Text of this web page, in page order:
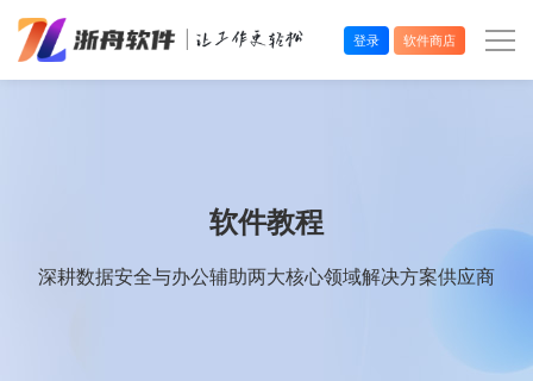
登录 软件商店
软件教程
深耕数据安全与办公辅助两大核心领域解决方案供应商